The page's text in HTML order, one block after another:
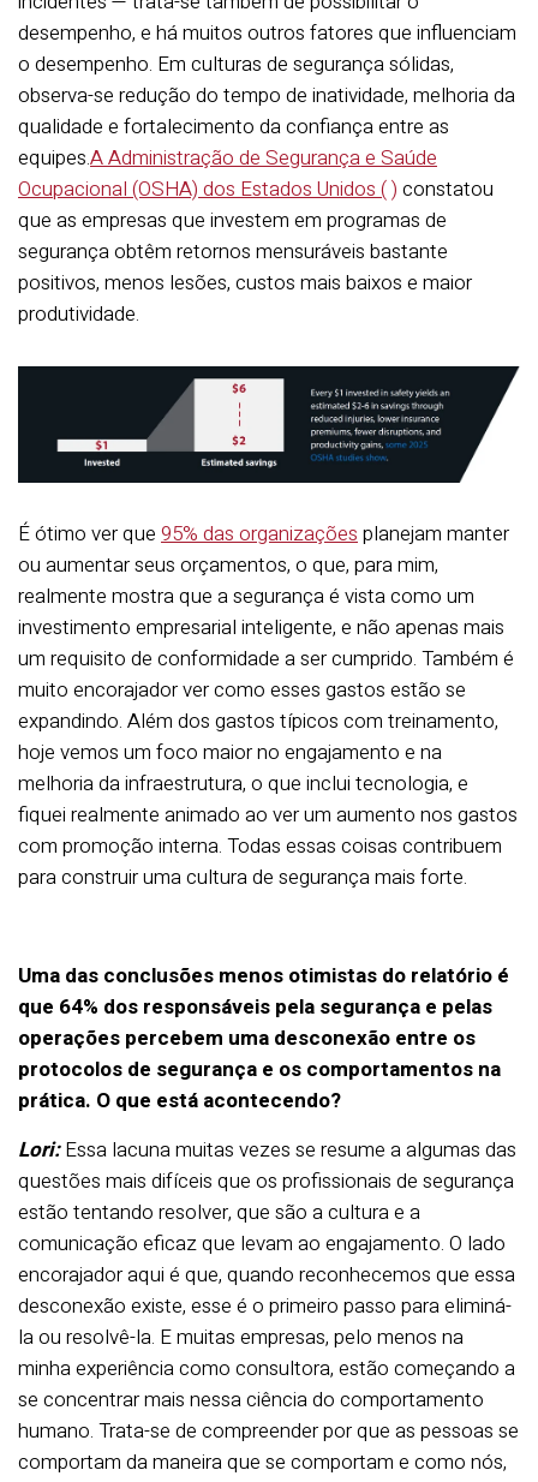
desempenho, e há muitos outros fatores que influenciam
o desempenho. Em culturas de segurança sólidas,
observa-se redução do tempo de inatividade, melhoria da
qualidade e fortalecimento da confiança entre as
equipes.A Administração de Segurança e Saúde
Ocupacional (OSHA) dos Estados Unidos () constatou
que as empresas que investem em programas de
segurança obtêm retornos mensuráveis bastante
positivos, menos lesões, custos mais baixos e maior
produtividade.
É ótimo ver que 95% das organizaçõesplanejam manter
ou aumentar seus orçamentos, o que, para mim,
realmente mostra que a segurança é vista como um
investimento empresarial inteligente, e não apenas mais
um requisito de conformidade a ser cumprido. Também é
muito encorajador ver como esses gastos estão se
expandindo. Além dos gastos típicos com treinamento,
hoje vemos um foco maior no engajamento e na
melhoria da infraestrutura, o que inclui tecnologia, e
fiquei realmente animado ao ver um aumento nos gastos
com promoção interna. Todas essas coisas contribuem
para construir uma cultura de segurança mais forte.
Uma das conclusões menos otimistas do relatório é
que 64% dos responsáveis pela segurança e pelas
operações percebem uma desconexão entre os
protocolos de segurança e os comportamentos na
prática. O que está acontecendo?
Lori:Essa lacuna muitas vezes se resume a algumas das
questões mais difíceis que os profissionais de segurança
estão tentando resolver, que são a cultura e a
comunicação eficaz que levam ao engajamento. O lado
encorajador aqui é que, quando reconhecemos que essa
desconexão existe, esse é o primeiro passo para eliminá-
la ou resolvê-la. E muitas empresas, pelo menos na
minha experiência como consultora, estão começando a
se concentrar mais nessa ciência do comportamento
humano. Trata-se de compreender por que as pessoas se
comportam da maneira que se comportam e como nós,